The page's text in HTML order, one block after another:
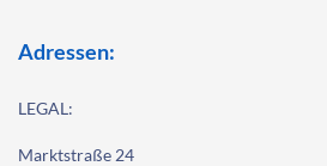
Adressen:
LEGAL:
Marktstraße 24